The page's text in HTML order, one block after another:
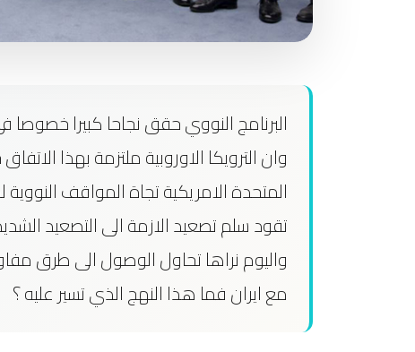
وان الترويكا الاوروبية ملتزمة بهذا
المتحدة الامريكية تجاة المواقف
تقود سلم تصعيد الازمة الى التصعيد
واليوم نراها تحاول الوصول الى طرق
مع ايران فما هذا النهج الذي تسير عليه ؟